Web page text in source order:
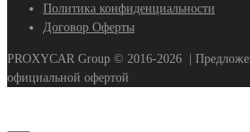
Политика конфиденциальности
Договор Оферты
PROXYCAR Group © 2016-2026
|
официальной офертой